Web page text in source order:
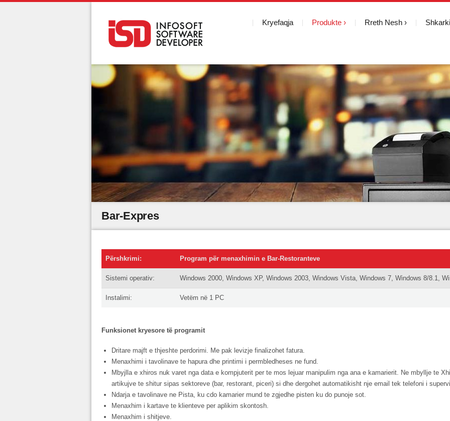
Kryefaqja Produkte Rreth Nesh
Bar-Expres
Përshkrimi: Program për menaxhimin e Bar-Restoranteve
Sistemi operativ: Windows 2000, Windows XP, Windows 2003, Windows Vista, Windows 7, Windows 8/8.1,
Instalimi: Vetëm në 1 PC
Funksionet kryesore të programit
Dritare majft e thjeshte perdorimi. Me pak levizje finalizohet fatura.
Menaxhimi i tavolinave te hapura dhe printimi i permbledheses ne fund.
Mbyjlla e xhiros nuk varet nga data e kompjuterit per te mos lejuar manipulim nga ana e kamarierit. Ne mbyllje te
artikujve te shitur sipas sektoreve (bar, restorant, piceri) si dhe dergohet automatikisht nje email tek telefoni i
Ndarja e tavolinave ne Pista, ku cdo kamarier mund te zgjedhe pisten ku do punoje sot.
Menaxhim i kartave te klienteve per aplikim skontosh.
Menaxhim i shitjeve.